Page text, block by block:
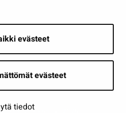
evästeet
evästeet
tiedot